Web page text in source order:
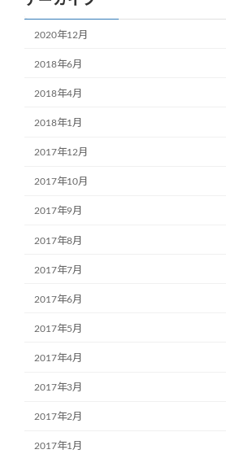
2020年12月
2018年6月
2018年4月
2018年1月
2017年12月
2017年10月
2017年9月
2017年8月
2017年7月
2017年6月
2017年5月
2017年4月
2017年3月
2017年2月
2017年1月